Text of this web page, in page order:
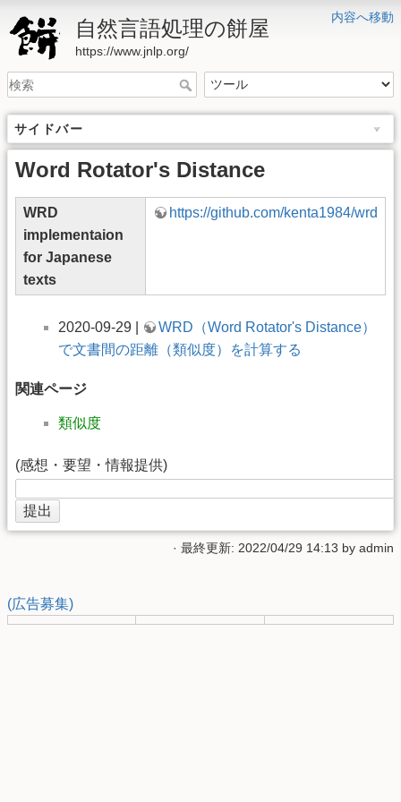
内容へ移動
自然言語処理の餅屋
https://www.jnlp.org/
サイドバー
Word Rotator's Distance
WRD
implementaion
for Japanese
texts
https://github.com/kenta1984/wrd
2020-09-29 |
WRD（Word Rotator's Distance）
で文書間の距離（類似度）を計算する
関連ページ
類似度
(感想・要望・情報提供)
· 最終更新: 2022/04/29 14:13 by admin
(広告募集)